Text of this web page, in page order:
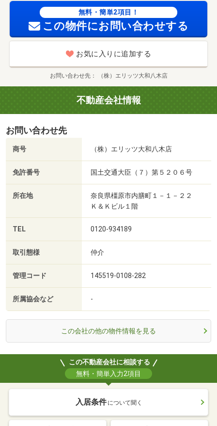
無料・簡単2項目！
この物件にお問い合わせする
お気に入りに追加する
お問い合わせ先 （株）エリッツ大和八木店
不動産会社情報
お問い合わせ先
商号 （株）エリッツ大和八木店
免許番号 国土交通大臣（７）第５２０６号
所在地
奈良県橿原市内膳町１－１－２２
Ｋ＆Ｋビル１階
TEL 0120-934189
取引態様 仲介
管理コード 145519-0108-282
所属協会など -
この会社の他の物件情報を見る
この不動産会社に相談する
無料・簡単入力2項目
入居条件 について聞く